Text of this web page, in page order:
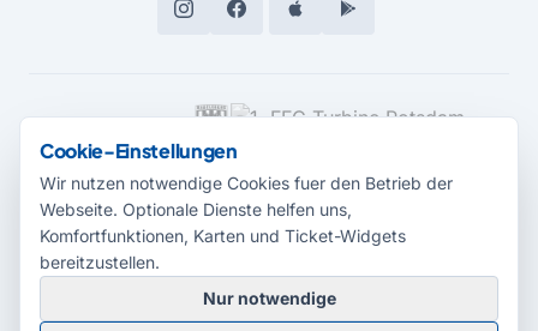
MEDIENPARTNER
© 2026 Radio Potsdam. Webseite entwickelt durch dieMedienagentur
Cookie-Einstellungen
Wir nutzen notwendige Cookies fuer den Betrieb der
Webseite. Optionale Dienste helfen uns,
Komfortfunktionen, Karten und Ticket-Widgets
bereitzustellen.
Nur notwendige